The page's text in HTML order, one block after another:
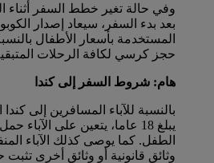
وفي حالة تغير خطط السفر أثناء
بعد بدء السفر، سيعاد إصدار
المستخدمة بأسعار الأطفال
حجز كرسي لكافة الرحلات
هام: شروط السفر إلى كندا
بالنسبة للآباء المسافرين إلى
يبلغ 18 عاما، يتعين على الآباء
الطفل. كما يوصى كذلك الآباء
وثائق قانونية أو وثائق أخرى